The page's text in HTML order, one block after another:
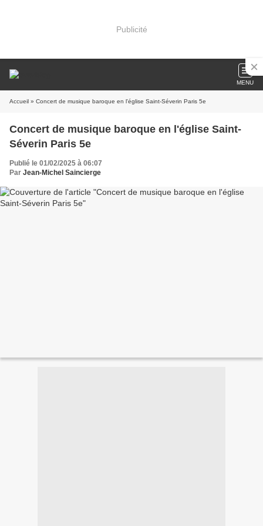
Publicité
MENU
Accueil » Concert de musique baroque en l'église Saint-Séverin Paris 5e
Concert de musique baroque en l'église Saint-
Séverin Paris 5e
Publié le 01/02/2025 à 06:07
Par Jean-Michel Saincierge